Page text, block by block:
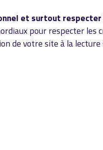
et surtout respecter
pour respecter les
de votre site à la